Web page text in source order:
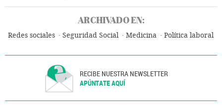
ARCHIVADO EN:
Redes sociales Seguridad Social Medicina Política laboral
RECIBE NUESTRA NEWSLETTER
APÚNTATE AQUÍ